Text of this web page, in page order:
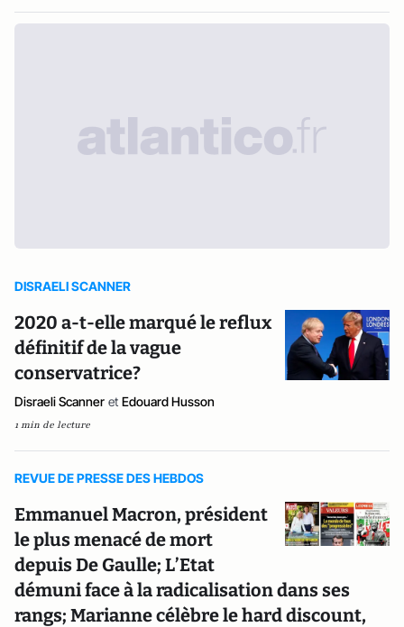
DISRAELI SCANNER
2020 a-t-elle marqué le reflux
définitif de la vague
conservatrice?
Disraeli Scanner et Edouard Husson
1 min de lecture
REVUE DE PRESSE DES HEBDOS
Emmanuel Macron, président
le plus menacé de mort
depuis De Gaulle; L’Etat
démuni face à la radicalisation dans ses
rangs; Marianne célèbre le hard discount,